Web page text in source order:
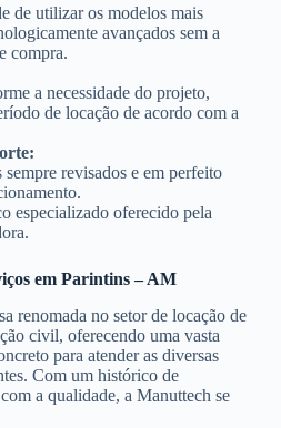
de utilizar os modelos mais
avançados sem a
compra.
a necessidade do projeto,
de locação de acordo com a
sempre revisados e em perfeito
especializado oferecido pela
em Parintins – AM
renomada no setor de locação de
civil, oferecendo uma vasta
para atender as diversas
Com um histórico de
a qualidade, a Manuttech se